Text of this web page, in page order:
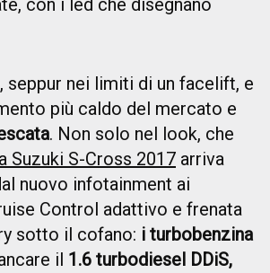
con i led che disegnano
nei limiti di un facelift, e
più caldo del mercato e
. Non solo nel look, che
Suzuki S-Cross 2017 arriva
nuovo infotainment ai
Control adattivo e frenata
sotto il cofano: i turbobenzina
il 1.6 turbodiesel DDiS,